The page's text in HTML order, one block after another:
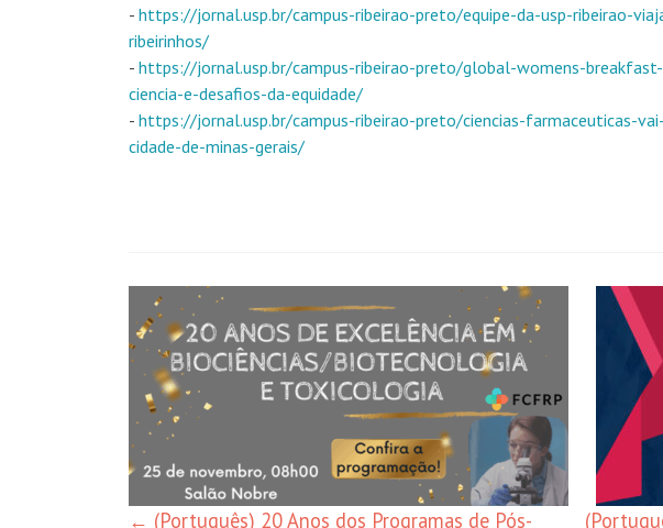
- https://jornal.usp.br/campus-ribeirao-preto/equipe-da-usp-ribeirao-
ribeirinhos/
- https://jornal.usp.br/campus-ribeirao-preto/global-womens-
ciencia-e-desafios-da-equidade/
- https://jornal.usp.br/campus-ribeirao-preto/ciencias-farmaceuticas-
cidade-de-minas-gerais/
Post
navigation
← (Português) 20 Anos dos Programas de Pós-